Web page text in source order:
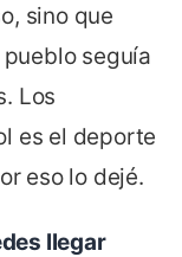
sino que
seguía
Los
es el deporte
eso lo dejé.
llegar